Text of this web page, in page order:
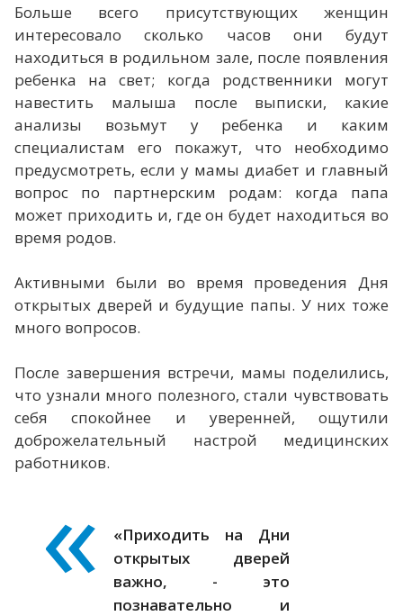
Больше всего присутствующих женщин
интересовало сколько часов они будут
находиться в родильном зале, после появления
ребенка на свет; когда родственники могут
навестить малыша после выписки, какие
анализы возьмут у ребенка и каким
специалистам его покажут, что необходимо
предусмотреть, если у мамы диабет и главный
вопрос по партнерским родам: когда папа
может приходить и, где он будет находиться во
время родов.
Активными были во время проведения Дня
открытых дверей и будущие папы. У них тоже
много вопросов.
После завершения встречи, мамы поделились,
что узнали много полезного, стали чувствовать
себя спокойнее и уверенней, ощутили
доброжелательный настрой медицинских
работников.
«Приходить на Дни
открытых дверей
важно, - это
познавательно и